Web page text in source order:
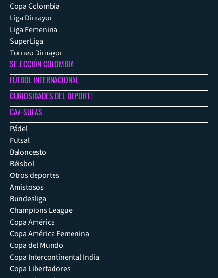
Copa Colombia
Liga Dimayor
Liga Femenina
SuperLiga
Torneo Dimayor
SELECCIÓN COLOMBIA
FÚTBOL INTERNACIONAL
CURIOSIDADES DEL DEPORTE
CAV-SULAS
Pádel
Futsal
Baloncesto
Béisbol
Otros deportes
Amistosos
Bundesliga
Champions League
Copa América
Copa América Femenina
Copa del Mundo
Copa Intercontinental India
Copa Libertadores